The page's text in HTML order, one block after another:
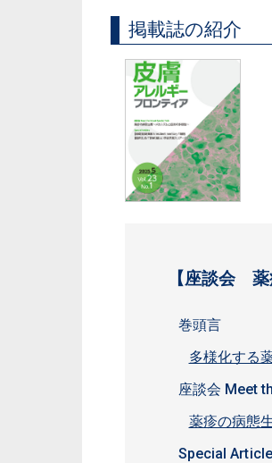
掲載誌の紹介
【座談会 薬
巻頭言
多様化する
座談会 Meet
薬疹の病態
Special